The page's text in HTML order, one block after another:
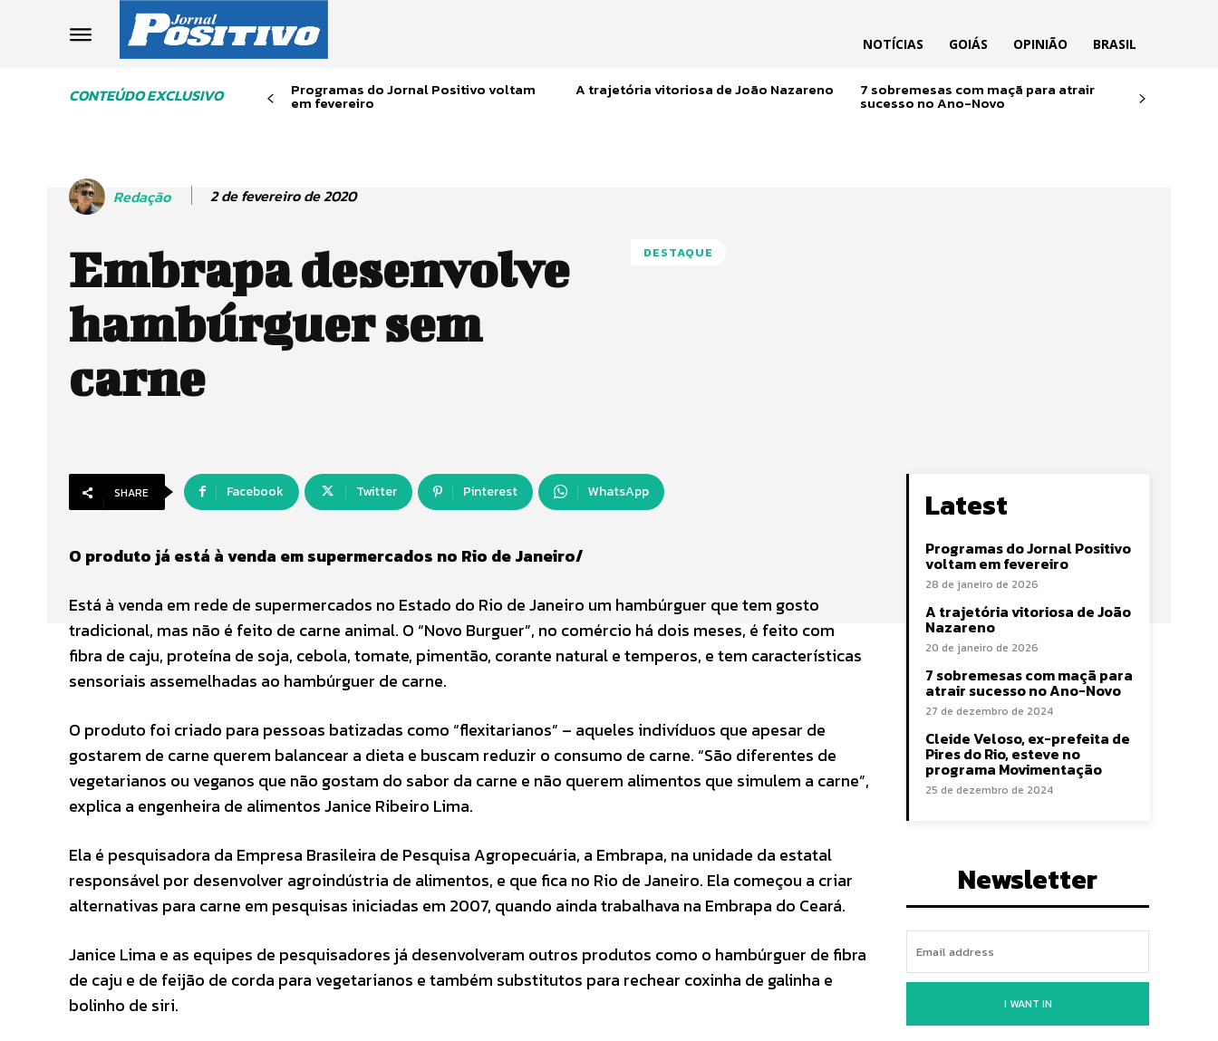
NOTÍCIAS GOIÁS OPINIÃO BRASIL
CONTEÚDO EXCLUSIVO Programas do Jornal Positivo voltam
em fevereiro
A trajetória vitoriosa de João Nazareno 7 sobremesas com maçã para atrair
sucesso no Ano-Novo
Redação 2 de fevereiro de 2020
Embrapa desenvolve
hambúrguer sem
carne
DESTAQUE
SHARE Facebook Twitter Pinterest WhatsApp
O produto já está à venda em supermercados no Rio de Janeiro/
Está à venda em rede de supermercados no Estado do Rio de Janeiro um hambúrguer que tem gosto
tradicional, mas não é feito de carne animal. O “Novo Burguer”, no comércio há dois meses, é feito com
fibra de caju, proteína de soja, cebola, tomate, pimentão, corante natural e temperos, e tem características
sensoriais assemelhadas ao hambúrguer de carne.
O produto foi criado para pessoas batizadas como “flexitarianos” – aqueles indivíduos que apesar de
gostarem de carne querem balancear a dieta e buscam reduzir o consumo de carne. “São diferentes de
vegetarianos ou veganos que não gostam do sabor da carne e não querem alimentos que simulem a carne”,
explica a engenheira de alimentos Janice Ribeiro Lima.
Ela é pesquisadora da Empresa Brasileira de Pesquisa Agropecuária, a Embrapa, na unidade da estatal
responsável por desenvolver agroindústria de alimentos, e que fica no Rio de Janeiro. Ela começou a criar
alternativas para carne em pesquisas iniciadas em 2007, quando ainda trabalhava na Embrapa do Ceará.
Janice Lima e as equipes de pesquisadores já desenvolveram outros produtos como o hambúrguer de fibra
de caju e de feijão de corda para vegetarianos e também substitutos para rechear coxinha de galinha e
bolinho de siri.
Latest
Programas do Jornal Positivo
voltam em fevereiro
28 de janeiro de 2026
A trajetória vitoriosa de João
Nazareno
20 de janeiro de 2026
7 sobremesas com maçã para
atrair sucesso no Ano-Novo
27 de dezembro de 2024
Cleide Veloso, ex-prefeita de
Pires do Rio, esteve no
programa Movimentação
25 de dezembro de 2024
Newsletter
I WANT IN